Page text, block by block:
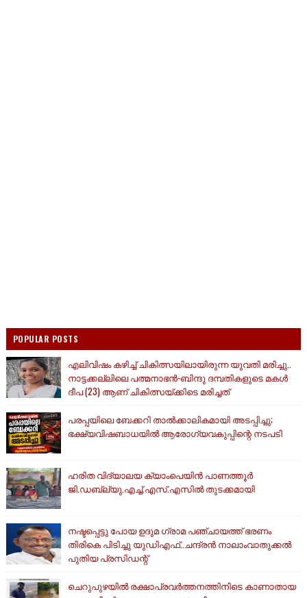
POPULAR POSTS
എലിവിഷം കഴിച്ച് ചികിത്സയിലായിരുന്ന യുവതി മരിച്ചു..
നാട്ടക്കല്ലിലെ പത്മനാഭൻ-ബിന്ദു ദമ്പതികളുടെ മകൾ
ദീപ (23) ആണ് ചികിത്സയ്ക്കിടെ മരിച്ചത്
പരപ്പയിലെ ബേക്കറി താൽക്കാലികമായി അടപ്പിച്ചു;
ഭക്ഷ്യവിഷബാധയിൽ ആരോഗ്യവകുപ്പിന്റെ നടപടി
ഹരിത വിദ്യാലയ ക്യാംപെയിൻ പാണത്തൂർ
ജി.ഡബ്ല്യു.എച്ച്.എസ്.എസിൽ തുടക്കമായി
നഷ്ടപ്പെട്ടു പോയ ഉദുമ ഗ്രാമ പഞ്ചായത്ത് ഭരണം
തിരികെ പിടിച്ചു യുഡിഎഫ്..ചന്ദ്രൻ നാലാംവാതുക്കൽ
പുതിയ പ്രസിഡന്റ്
ചെറുപുഴയിൽ രക്ഷാപ്രവർത്തനത്തിനിടെ കാണാതായ